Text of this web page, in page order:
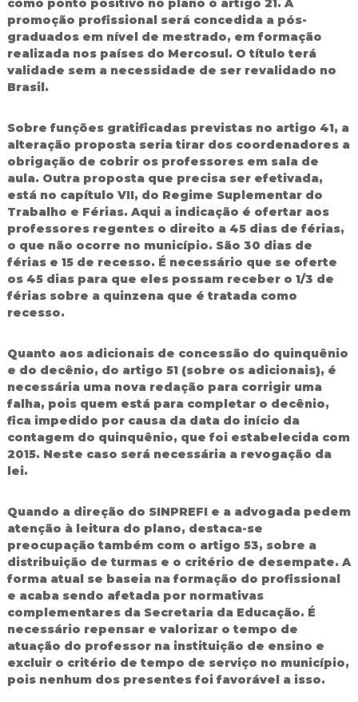
como ponto positivo no plano o artigo 21. A
promoção profissional será concedida a pós-
graduados em nível de mestrado, em formação
realizada nos países do Mercosul. O título terá
validade sem a necessidade de ser revalidado no
Brasil.
Sobre funções gratificadas previstas no artigo 41, a
alteração proposta seria tirar dos coordenadores a
obrigação de cobrir os professores em sala de
aula. Outra proposta que precisa ser efetivada,
está no capítulo VII, do Regime Suplementar do
Trabalho e Férias. Aqui a indicação é ofertar aos
professores regentes o direito a 45 dias de férias,
o que não ocorre no município. São 30 dias de
férias e 15 de recesso. É necessário que se oferte
os 45 dias para que eles possam receber o 1/3 de
férias sobre a quinzena que é tratada como
recesso.
Quanto aos adicionais de concessão do quinquênio
e do decênio, do artigo 51 (sobre os adicionais), é
necessária uma nova redação para corrigir uma
falha, pois quem está para completar o decênio,
fica impedido por causa da data do início da
contagem do quinquênio, que foi estabelecida com
2015. Neste caso será necessária a revogação da
lei.
Quando a direção do SINPREFI e a advogada pedem
atenção à leitura do plano, destaca-se
preocupação também com o artigo 53, sobre a
distribuição de turmas e o critério de desempate. A
forma atual se baseia na formação do profissional
e acaba sendo afetada por normativas
complementares da Secretaria da Educação. É
necessário repensar e valorizar o tempo de
atuação do professor na instituição de ensino e
excluir o critério de tempo de serviço no município,
pois nenhum dos presentes foi favorável a isso.